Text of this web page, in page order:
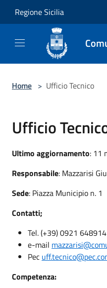
Regione Sicilia
Home > Ufficio Tecnico
Ufficio
Ultimo aggiornamento: 11
Responsabile: Mazzarisi
Sede: Piazza Municipio n. 1
Contatti;
Tel. (+39) 0921 648914
e-mail
Pec
Competenza: